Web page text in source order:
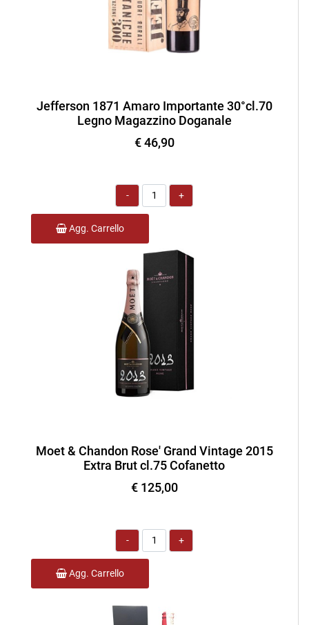
Jefferson 1871 Amaro Importante 30°cl.70
Legno Magazzino Doganale
€ 46,90
Quantità
Agg. Carrello
Moet & Chandon Rose' Grand Vintage 2015
Extra Brut cl.75 Cofanetto
€ 125,00
Quantità
Agg. Carrello